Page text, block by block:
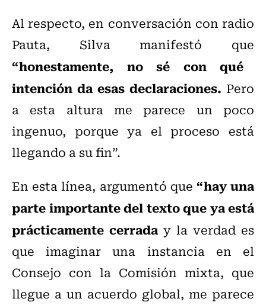
Al respecto, en conversación con radio
Pauta, Silva manifestó que
“honestamente, no sé con qué
intención da esas declaraciones. Pero
a esta altura me parece un poco
ingenuo, porque ya el proceso está
llegando a su fin”.
En esta línea, argumentó que “hay una
parte importante del texto que ya está
prácticamente cerrada y la verdad es
que imaginar una instancia en el
Consejo con la Comisión mixta, que
llegue a un acuerdo global, me parece